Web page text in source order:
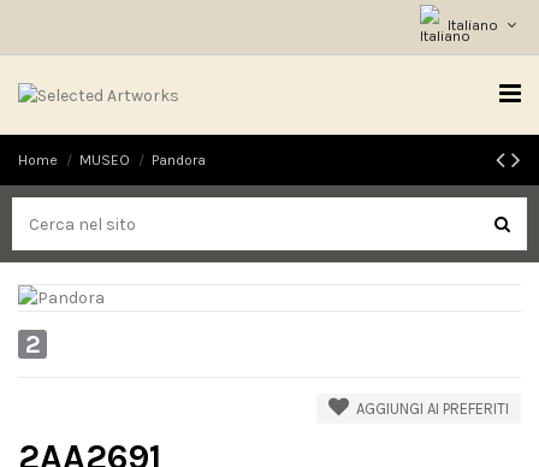
Italiano
Home MUSEO Pandora
2
AGGIUNGI AI PREFERITI
2AA2691